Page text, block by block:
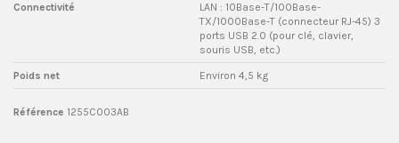
Connectivité
LAN : 10Base-T/100Base-
TX/1000Base-T (connecteur RJ-45) 3
ports USB 2.0 (pour clé, clavier,
souris USB, etc.)
Poids net Environ 4,5 kg
Référence 1255C003AB